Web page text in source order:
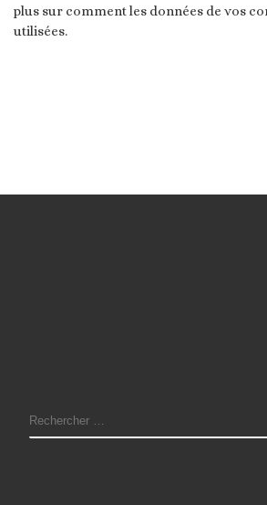
plus sur comment les données de vos
utilisées.
RECHERCHER